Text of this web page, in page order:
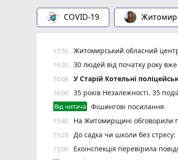
COVID-19 Житомир
17:55 Житомирський обласний
16:30 30 людей від початку року
16:08 У Старій Котельні
16:00 35 років Незалежності. 35
Від читача Фішингові посилання
15:40 На Житомирщині обговорили
15:20 До садка чи школи без
15:00
Екоінспекція перевірила